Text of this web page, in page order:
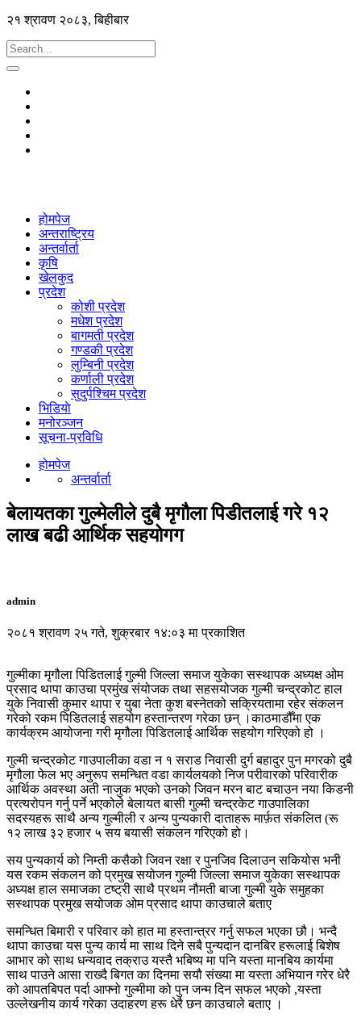
२१ श्रावण २०८३, बिहीबार
होमपेज
अन्तराष्ट्रिय
अन्तर्वार्ता
कृषि
खेलकुद
प्रदेश
कोशी प्रदेश
मधेश प्रदेश
बागमती प्रदेश
गण्डकी प्रदेश
लुम्बिनी प्रदेश
कर्णाली प्रदेश
सुदुर्पश्चिम प्रदेश
भिडियाे
मनोरञ्जन
सूचना-प्रविधि
होमपेज
अन्तर्वार्ता
बेलायतका गुल्मेलीले दुबै मृगौला पिडीतलाई गरे १२
लाख बढी आर्थिक सहयोगग
admin
२०८१ श्रावण २५ गते, शुक्रबार १४:०३ मा प्रकाशित
गुल्मीका मृगौला पिडितलाई गुल्मी जिल्ला समाज युकेका सस्थापक अध्यक्ष ओम
प्रसाद थापा काउचा प्रमुंख संयोजक तथा सहसयोजक गुल्मी चन्द्रकोट हाल
युके निवासी कुमार थापा र युबा नेता कुश बस्नेतको सक्रियतामा रहेर संकलन
गरेको रकम पिडितलाई सहयोग हस्तान्तरण गरेका छन् ।काठमाडौँमा एक
कार्यक्रम आयोजना गरी मृगौला पिडितलाई आर्थिक सहयोग गरिएको हो ।
गुल्मी चन्द्रकोट गाउपालीका वडा न १ सराड निवासी दुर्ग बहादुर पुन मगरको दुबै
मृगौला फेल भए अनुरूप समन्धित वडा कार्यलयको निज परीवारको परिवारीक
आर्थिक अवस्था अती नाजुक भएको उनको जिवन मरन बाट बचाउन नया किडनी
प्रत्यरोपन गर्नु पर्ने भएकोले बेलायत बासी गुल्मी चन्द्रकेट गाउपालिका
सदस्यहरू साथै अन्य गुल्मीली र अन्य पुन्यकारी दाताहरू मार्फ़त संकलित (रू
१२ लाख ३२ हजार ५ सय बयासी संकलन गरिएको हो।
सय पुन्यकार्य को निम्ती कसैको जिवन रक्षा र पुनजिव दिलाउन सकियोस भनी
यस रकम संकलन को प्रमुख सयोजन गुल्मी जिल्ला समाज युकेका सस्थापक
अध्यक्ष हाल समाजका टष्ट्री साथै प्रथम नौमती बाजा गुल्मी युके समुहका
सस्थापक प्रमुख सयोजक ओम प्रसाद थापा काउचाले बताए
समन्धित बिमारी र परिवार को हात मा हस्तान्त्रर गर्नु सफल भएका छौ। भन्दै
थापा काउचा यस पुन्य कार्य मा साथ दिने सबै पुन्यदान दानबिर हरूलाई बिशेष
आभार को साथ धन्यवाद तक्राउ यस्तै भबिष्य मा पनि यस्ता मानबिय कार्यमा
साथ पाउने आसा राख्दै बिगत का दिनमा सयौ संख्या मा यस्ता अभियान गरेर धेरै
को आपतबिपत पर्दा आफ्नो गुल्मीमा को पुन जन्म दिन सफल भएको ,यस्ता
उल्लेखनीय कार्य गरेका उदाहरण हरू धेरै छन काउचाले बताए ।